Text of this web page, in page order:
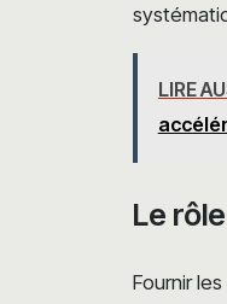
LIRE
Le
Fournir